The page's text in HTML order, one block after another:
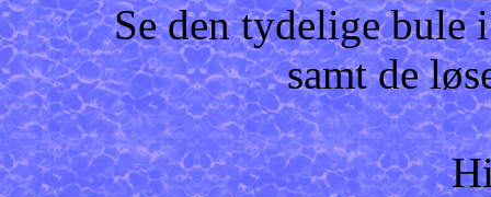
Se den tydelige bule
samt de